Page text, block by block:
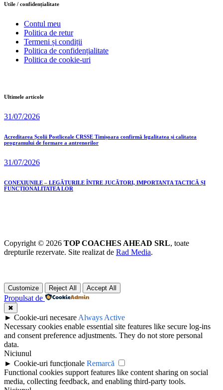
Utile / confidențialitate
Contul meu
Politica de retur
Termeni și condiții
Politica de confidențialitate
Politica de cookie-uri
Ultimele articole
31/07/2026
Acreditarea Școlii Postliceale CRSSE Timișoara confirmă legalitatea și calitatea
programului de formare a antrenorilor
31/07/2026
CONEXIUNILE – LEGĂTURILE ÎNTRE JUCĂTORI, IMPORTANȚA TACTICĂ ȘI
FUNCȚIONALITATEA LOR
Copyright © 2026 TOP COACHES AHEAD SRL, toate
drepturile rezervate. Site realizat de Rad Media.
Customize Reject All Accept All
Propulsat de
✖
► Cookie-uri necesare Always Active
Necessary cookies enable essential site features like secure log-ins
and consent preference adjustments. They do not store personal
data.
Niciunul
► Cookie-uri funcționale Remarcă
Functional cookies support features like content sharing on social
media, collecting feedback, and enabling third-party tools.